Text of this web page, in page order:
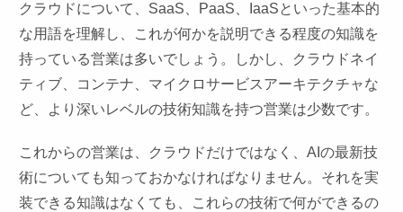
クラウドについて、SaaS、PaaS、IaaSといった基本的
な用語を理解し、これが何かを説明できる程度の知識を
持っている営業は多いでしょう。しかし、クラウドネイ
ティブ、コンテナ、マイクロサービスアーキテクチャな
ど、より深いレベルの技術知識を持つ営業は少数です。
これからの営業は、クラウドだけではなく、AIの最新技
術についても知っておかなければなりません。それを実
装できる知識はなくても、これらの技術で何ができるの